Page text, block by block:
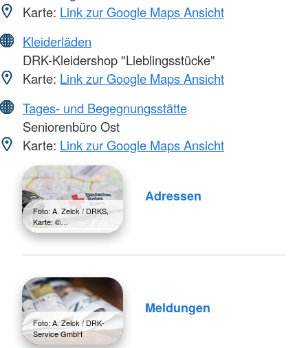
Karte: Link zur Google Maps Ansicht
Kleiderläden
DRK-Kleidershop "Lieblingsstücke"
Karte: Link zur Google Maps Ansicht
Tages- und Begegnungsstätte
Seniorenbüro Ost
Karte: Link zur Google Maps Ansicht
Foto: A. Zelck / DRKS,
Karte: ©…
Adressen
Foto: A. Zelck / DRK-
Service GmbH
Meldungen